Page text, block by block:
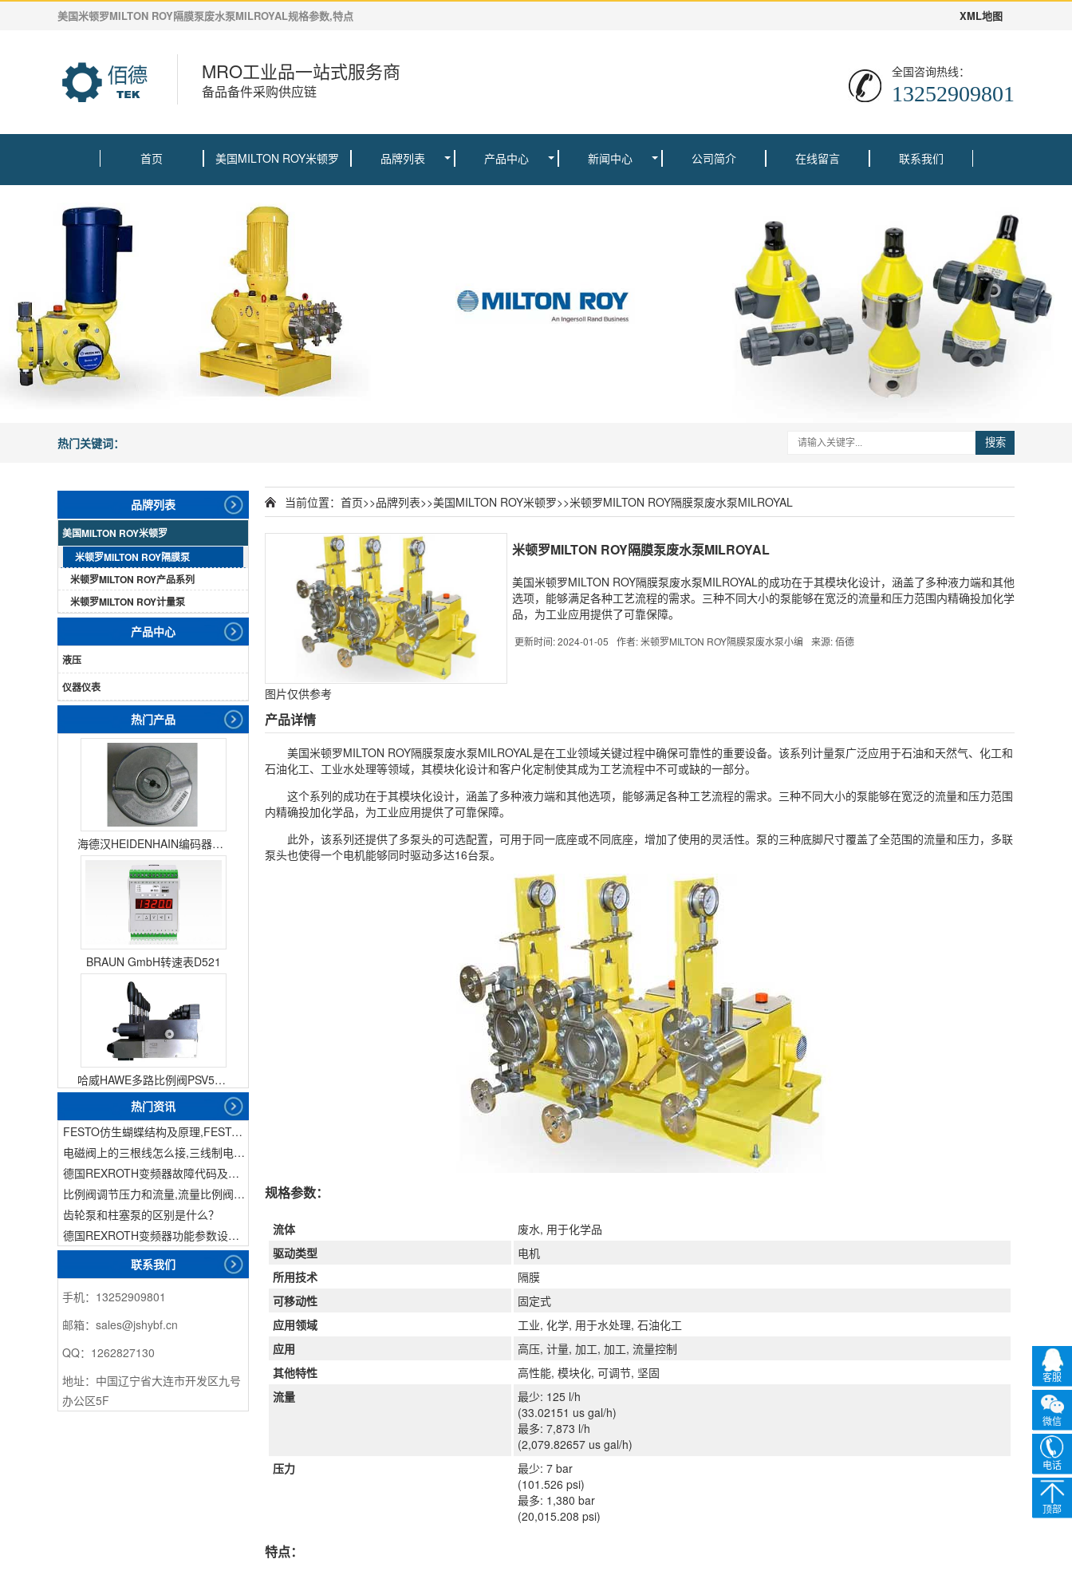
XML地图
美国米顿罗MILTON ROY隔膜泵废水泵MILROYAL规格参数,特点
MRO工业品一站式服务商
备品备件采购供应链
全国咨询热线：
13252909801
首页 美国MILTON ROY米顿罗 品牌列表 产品中心 新闻中心 公司简介 在线留言 联系我们
热门关键词： 搜索
品牌列表
美国MILTON ROY米顿罗
米顿罗MILTON ROY隔膜泵
米顿罗MILTON ROY产品系列
米顿罗MILTON ROY计量泵
产品中心
液压
仪器仪表
热门产品
海德汉HEIDENHAIN编码器ERN1387204862S14-70
BRAUN GmbH转速表D521
哈威HAWE多路比例阀PSV51-3
热门资讯
FESTO仿生蝴蝶结构及原理,FESTO仿生蝴蝶具有什么功能
电磁阀上的三根线怎么接,三线制电磁阀接线
德国REXROTH变频器故障代码及故障解决方法
比例阀调节压力和流量,流量比例阀的控制方法
齿轮泵和柱塞泵的区别是什么？
德国REXROTH变频器功能参数设置与操作方法介绍。
联系我们
手机：13252909801
邮箱：sales@jshybf.cn
QQ：1262827130
地址：中国辽宁省大连市开发区九号
办公区5F
当前位置： 首页>>品牌列表>>美国MILTON ROY米顿罗>>米顿罗MILTON ROY隔膜泵废水泵MILROYAL
图片仅供参考
米顿罗MILTON ROY隔膜泵废水泵MILROYAL
美国米顿罗MILTON ROY隔膜泵废水泵MILROYAL的成功在于其模块化设计，涵盖了多种液力端和其他
选项，能够满足各种工艺流程的需求。三种不同大小的泵能够在宽泛的流量和压力范围内精确投加化学
品，为工业应用提供了可靠保障。
更新时间: 2024-01-05 作者: 米顿罗MILTON ROY隔膜泵废水泵小编 来源: 佰德
产品详情
美国米顿罗MILTON ROY隔膜泵废水泵MILROYAL是在工业领域关键过程中确保可靠性的重要设备。该系列计量泵广泛应用于石油和天然气、化工和
石油化工、工业水处理等领域，其模块化设计和客户化定制使其成为工艺流程中不可或缺的一部分。
这个系列的成功在于其模块化设计，涵盖了多种液力端和其他选项，能够满足各种工艺流程的需求。三种不同大小的泵能够在宽泛的流量和压力范围
内精确投加化学品，为工业应用提供了可靠保障。
此外，该系列还提供了多泵头的可选配置，可用于同一底座或不同底座，增加了使用的灵活性。泵的三种底脚尺寸覆盖了全范围的流量和压力，多联
泵头也使得一个电机能够同时驱动多达16台泵。
规格参数：
流体
废水, 用于化学品
驱动类型
电机
所用技术
隔膜
可移动性
固定式
应用领域
工业, 化学, 用于水处理, 石油化工
应用
高压, 计量, 加工, 加工, 流量控制
其他特性
高性能, 模块化, 可调节, 坚固
流量
最少: 125 l/h
(33.02151 us gal/h)
最多: 7,873 l/h
(2,079.82657 us gal/h)
压力
最少: 7 bar
(101.526 psi)
最多: 1,380 bar
(20,015.208 psi)
特点：
客服
微信
电话
顶部